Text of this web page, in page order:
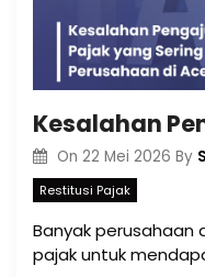
On 22 Mei 2026 By
Restitusi Pajak
Banyak perusahaan
pajak untuk